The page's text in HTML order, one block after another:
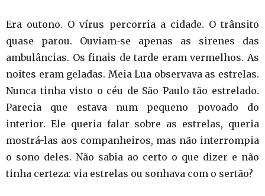
Era outono. O vírus percorria a cidade. O trânsito
quase parou. Ouviam-se apenas as sirenes das
ambulâncias. Os finais de tarde eram vermelhos. As
noites eram geladas. Meia Lua observava as estrelas.
Nunca tinha visto o céu de São Paulo tão estrelado.
Parecia que estava num pequeno povoado do
interior. Ele queria falar sobre as estrelas, queria
mostrá-las aos companheiros, mas não interrompia
o sono deles. Não sabia ao certo o que dizer e não
tinha certeza: via estrelas ou sonhava com o sertão?